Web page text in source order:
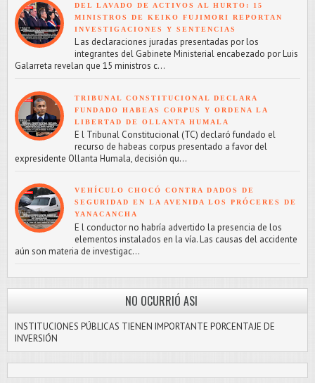
DEL LAVADO DE ACTIVOS AL HURTO: 15
MINISTROS DE KEIKO FUJIMORI REPORTAN
INVESTIGACIONES Y SENTENCIAS
L as declaraciones juradas presentadas por los
integrantes del Gabinete Ministerial encabezado por Luis
Galarreta revelan que 15 ministros c...
TRIBUNAL CONSTITUCIONAL DECLARA
FUNDADO HABEAS CORPUS Y ORDENA LA
LIBERTAD DE OLLANTA HUMALA
E l Tribunal Constitucional (TC) declaró fundado el
recurso de habeas corpus presentado a favor del
expresidente Ollanta Humala, decisión qu...
VEHÍCULO CHOCÓ CONTRA DADOS DE
SEGURIDAD EN LA AVENIDA LOS PRÓCERES DE
YANACANCHA
E l conductor no habría advertido la presencia de los
elementos instalados en la vía. Las causas del accidente
aún son materia de investigac...
NO OCURRIÓ ASI
INSTITUCIONES PÚBLICAS TIENEN IMPORTANTE PORCENTAJE DE
INVERSIÓN